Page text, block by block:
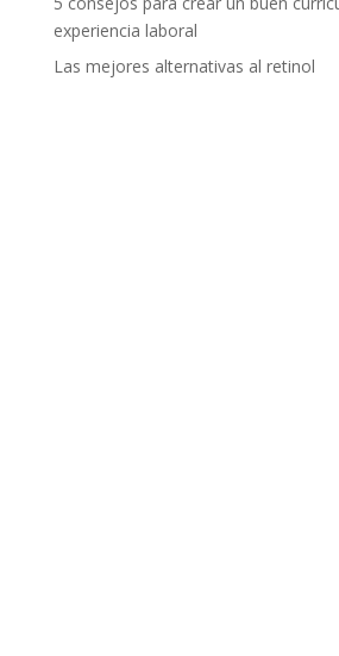
experiencia laboral
Las mejores alternativas al retinol